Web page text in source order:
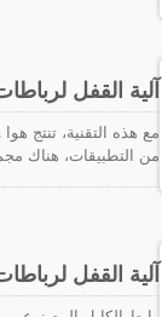
منع انتشار اللهب
آلية القفل
من التطبيقات، هناك
آلية القفل